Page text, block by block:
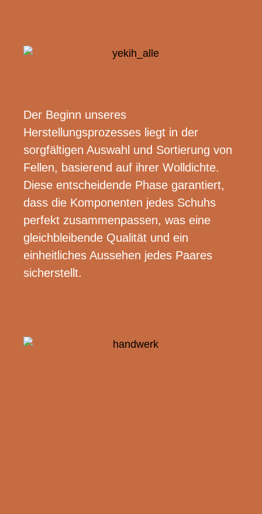
Der Beginn unseres
Herstellungsprozesses liegt in der
sorgfältigen Auswahl und Sortierung von
Fellen, basierend auf ihrer Wolldichte.
Diese entscheidende Phase garantiert,
dass die Komponenten jedes Schuhs
perfekt zusammenpassen, was eine
gleichbleibende Qualität und ein
einheitliches Aussehen jedes Paares
sicherstellt.